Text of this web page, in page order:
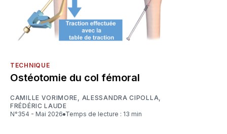
TECHNIQUE
Ostéotomie du col fémoral
CAMILLE VORIMORE, ALESSANDRA CIPOLLA,
FRÉDÉRIC LAUDE
N°354 - Mai 2026
Temps de lecture : 13 min